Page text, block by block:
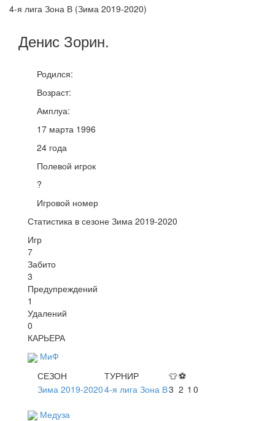
4-я лига Зона В (Зима 2019-2020)
Денис Зорин.
Родился:
Возраст:
Амплуа:
17 марта 1996
24 года
Полевой игрок
?
Игровой номер
Статистика в сезоне Зима 2019-2020
Игр
7
Забито
3
Предупреждений
1
Удалений
0
КАРЬЕРА
МиФ
СЕЗОН
ТУРНИР 👕⚽
Зима 2019-20204-я лига Зона В3 2 1 0
Медуза